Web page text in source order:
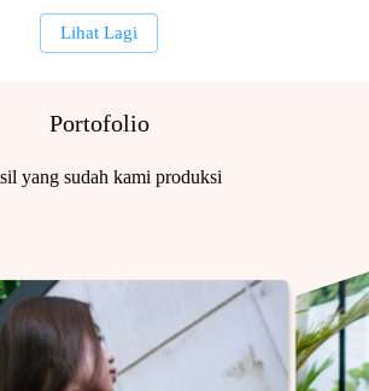
`
Lihat Lagi
Portofolio
yang sudah kami produksi